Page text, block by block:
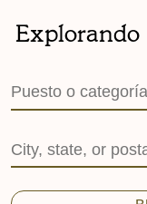
Explorando